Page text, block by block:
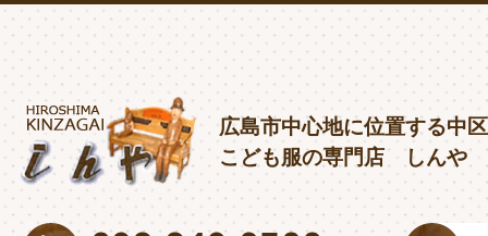
広島市中心地に位置する中
こども服の専門店 しんや